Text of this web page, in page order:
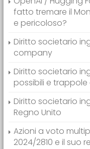
fatto tremare il
e pericoloso?
Diritto societario
company
Diritto societario
possibili e
Diritto societario
Regno Unito
Azioni a voto
2024/2810 e il suo